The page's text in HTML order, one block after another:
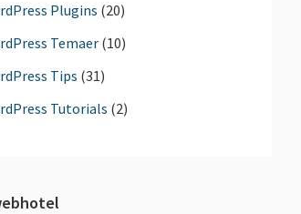
Plugins (20)
Temaer (10)
Tips (31)
Tutorials (2)